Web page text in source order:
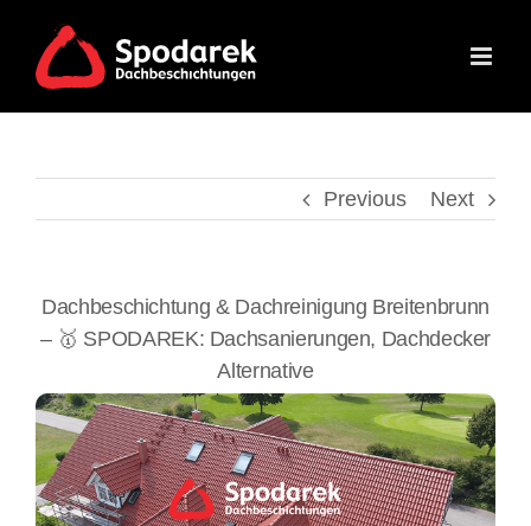
content
Previous Next
Dachbeschichtung & Dachreinigung Breitenbrunn
– 🥇 SPODAREK: Dachsanierungen, Dachdecker
Alternative